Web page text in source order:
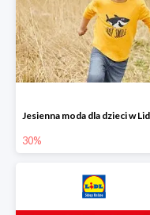
30%